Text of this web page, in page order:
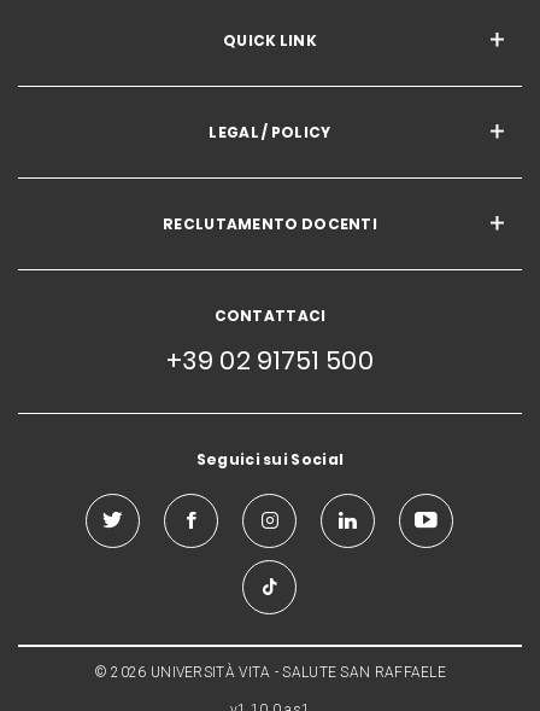
QUICK LINK
LEGAL / POLICY
RECLUTAMENTO DOCENTI
CONTATTACI
+39 02 91751 500
Seguici sui Social
© 2026 UNIVERSITÀ VITA - SALUTE SAN RAFFAELE